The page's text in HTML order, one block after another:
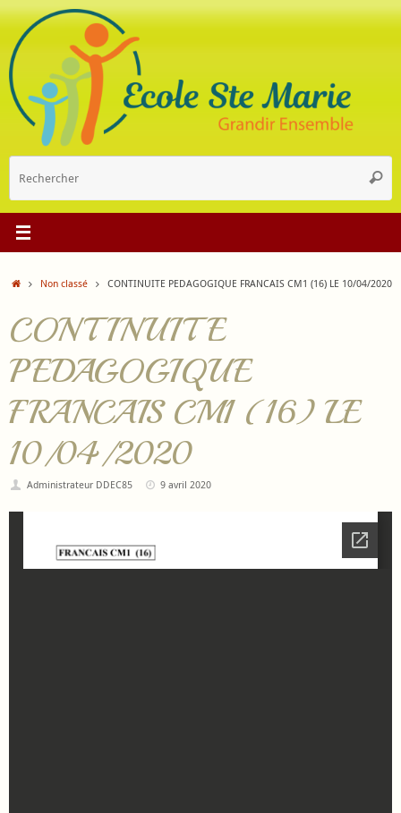
Passer
contenu
:
AccueilNon classé CONTINUITE PEDAGOGIQUE FRANCAIS CM1 (16) LE 10/04/2020
CONTINUITE
PEDAGOGIQUE
FRANCAIS CM1 (16) LE
10/04/2020
Administrateur DDEC85 9 avril 2020